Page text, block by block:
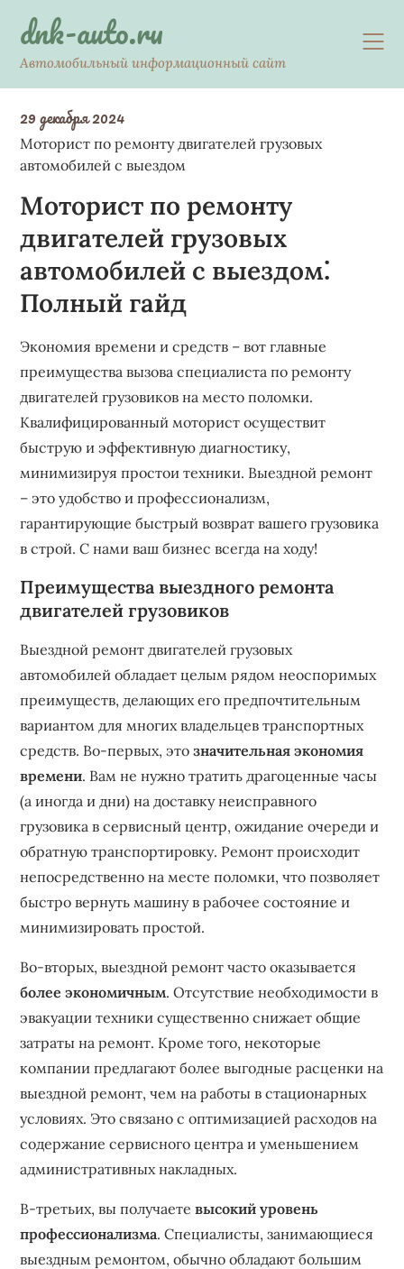
contentdnk-auto.ru
Автомобильный информационный сайт
29 декабря 2024
Моторист по ремонту двигателей грузовых
автомобилей с выездом
Моторист по ремонту
двигателей грузовых
автомобилей с выездом⁚
Полный гайд
Экономия времени и средств – вот главные
преимущества вызова специалиста по ремонту
двигателей грузовиков на место поломки.
Квалифицированный моторист осуществит
быструю и эффективную диагностику,
минимизируя простои техники. Выездной ремонт
– это удобство и профессионализм,
гарантирующие быстрый возврат вашего грузовика
в строй. С нами ваш бизнес всегда на ходу!
Преимущества выездного ремонта
двигателей грузовиков
Выездной ремонт двигателей грузовых
автомобилей обладает целым рядом неоспоримых
преимуществ, делающих его предпочтительным
вариантом для многих владельцев транспортных
средств. Во-первых, этозначительная экономия
времени. Вам не нужно тратить драгоценные часы
(а иногда и дни) на доставку неисправного
грузовика в сервисный центр, ожидание очереди и
обратную транспортировку. Ремонт происходит
непосредственно на месте поломки, что позволяет
быстро вернуть машину в рабочее состояние и
минимизировать простой.
Во-вторых, выездной ремонт часто оказывается
более экономичным. Отсутствие необходимости в
эвакуации техники существенно снижает общие
затраты на ремонт. Кроме того, некоторые
компании предлагают более выгодные расценки на
выездной ремонт, чем на работы в стационарных
условиях. Это связано с оптимизацией расходов на
содержание сервисного центра и уменьшением
административных накладных.
В-третьих, вы получаетевысокий уровень
профессионализма. Специалисты, занимающиеся
выездным ремонтом, обычно обладают большим